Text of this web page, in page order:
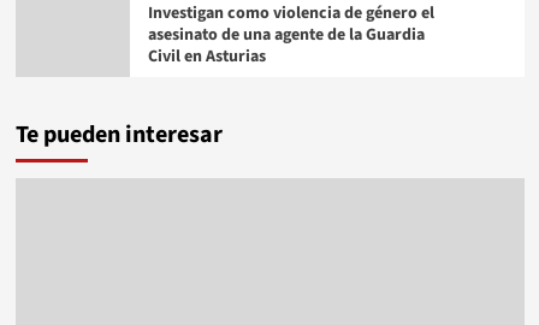
Investigan como violencia de género el
asesinato de una agente de la Guardia
Civil en Asturias
Te pueden interesar